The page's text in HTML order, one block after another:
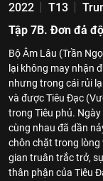
2022 T13
Tập 7B. Đơn đả
Bộ Âm Lâu (Trần
lại không may nhận
nhưng trong cái rủi
và được Tiêu Đạc
trong Tiêu phủ.
cùng nhau đã dần
chôn chặt trong
gian truân trắc trở,
thân phận của Tiêu